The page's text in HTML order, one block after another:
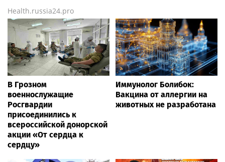
Health.russia24.pro
В Грозном
военнослужащие
Росгвардии
присоединились к
всероссийской донорской
акции «От сердца к
сердцу»
Иммунолог Болибок:
Вакцина от аллергии на
животных не разработана